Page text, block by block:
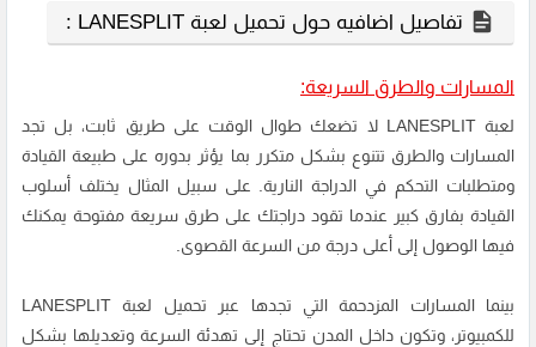
تفاصيل اضافيه حول تحميل لعبة LANESPLIT :
المسارات والطرق السريعة:
لعبة LANESPLIT لا تضعك طوال الوقت على طريق ثابت، بل تجد
المسارات والطرق تتنوع بشكل متكرر بما يؤثر بدوره على طبيعة القيادة
ومتطلبات التحكم في الدراجة النارية. على سبيل المثال يختلف أسلوب
القيادة بفارق كبير عندما تقود دراجتك على طرق سريعة مفتوحة يمكنك
فيها الوصول إلى أعلى درجة من السرعة القصوى.
بينما المسارات المزدحمة التي تجدها عبر تحميل لعبة LANESPLIT
للكمبيوتر، وتكون داخل المدن تحتاج إلى تهدئة السرعة وتعديلها بشكل